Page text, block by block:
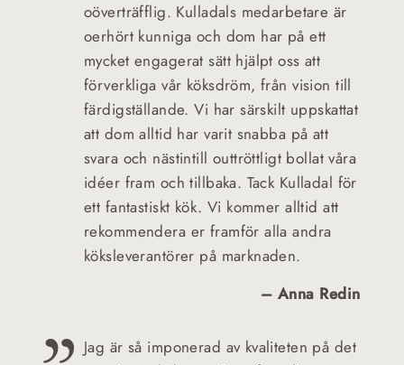
oöverträfflig. Kulladals medarbetare är
oerhört kunniga och dom har på ett
mycket engagerat sätt hjälpt oss att
förverkliga vår köksdröm, från vision till
färdigställande. Vi har särskilt uppskattat
att dom alltid har varit snabba på att
svara och nästintill outtröttligt bollat våra
idéer fram och tillbaka. Tack Kulladal för
ett fantastiskt kök. Vi kommer alltid att
rekommendera er framför alla andra
köksleverantörer på marknaden.
– Anna Redin
Jag är så imponerad av kvaliteten på det